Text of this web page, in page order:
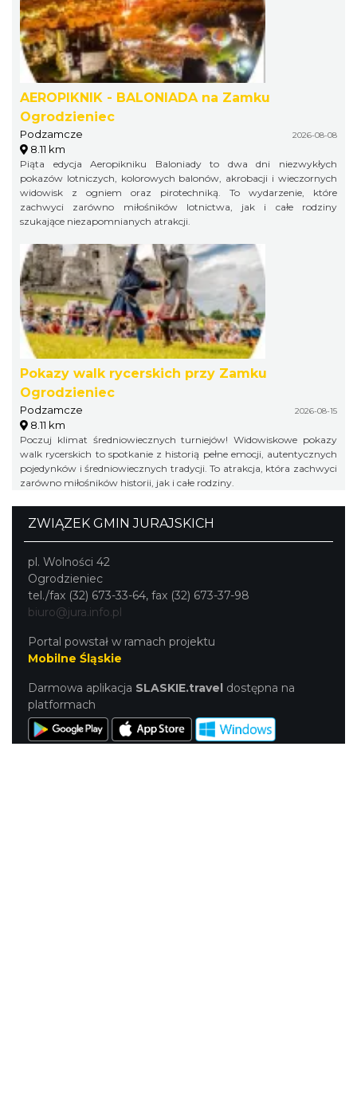
AEROPIKNIK - BALONIADA na Zamku
Ogrodzieniec
Podzamcze 2026-08-08
8.11 km
Piąta edycja Aeropikniku Baloniady to dwa dni niezwykłych
pokazów lotniczych, kolorowych balonów, akrobacji i wieczornych
widowisk z ogniem oraz pirotechniką. To wydarzenie, które
zachwyci zarówno miłośników lotnictwa, jak i całe rodziny
szukające niezapomnianych atrakcji.
Pokazy walk rycerskich przy Zamku
Ogrodzieniec
Podzamcze 2026-08-15
8.11 km
Poczuj klimat średniowiecznych turniejów! Widowiskowe pokazy
walk rycerskich to spotkanie z historią pełne emocji, autentycznych
pojedynków i średniowiecznych tradycji. To atrakcja, która zachwyci
zarówno miłośników historii, jak i całe rodziny.
ZWIĄZEK GMIN JURAJSKICH
pl. Wolności 42
Ogrodzieniec
tel./fax (32) 673-33-64, fax (32) 673-37-98
biuro@jura.info.pl
Portal powstał w ramach projektu
Mobilne Śląskie
Darmowa aplikacja SLASKIE.travel dostępna na
platformach